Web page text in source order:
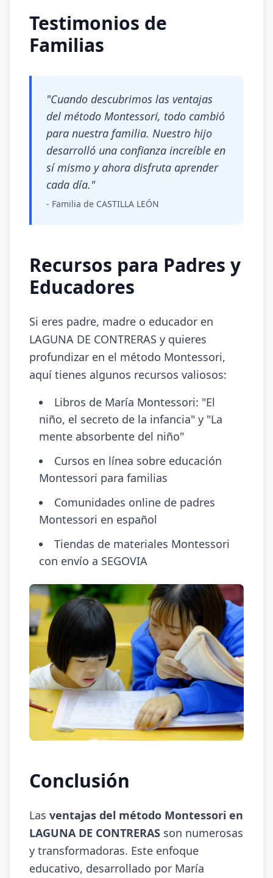
Testimonios de
Familias
"Cuando descubrimos las ventajas
del método Montessori, todo cambió
para nuestra familia. Nuestro hijo
desarrolló una confianza increíble en
sí mismo y ahora disfruta aprender
cada día."
- Familia de CASTILLA LEÓN
Recursos para Padres y
Educadores
Si eres padre, madre o educador en
LAGUNA DE CONTRERAS y quieres
profundizar en el método Montessori,
aquí tienes algunos recursos valiosos:
Libros de María Montessori: "El
niño, el secreto de la infancia" y "La
mente absorbente del niño"
Cursos en línea sobre educación
Montessori para familias
Comunidades online de padres
Montessori en español
Tiendas de materiales Montessori
con envío a SEGOVIA
Conclusión
Las ventajas del método Montessori en
LAGUNA DE CONTRERAS son numerosas
y transformadoras. Este enfoque
educativo, desarrollado por María